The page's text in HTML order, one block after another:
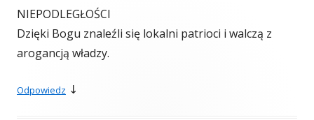
NIEPODLEGŁOŚCI
Dzięki Bogu znaleźli się lokalni patrioci i walczą z
arogancją władzy.
Odpowiedz ↓